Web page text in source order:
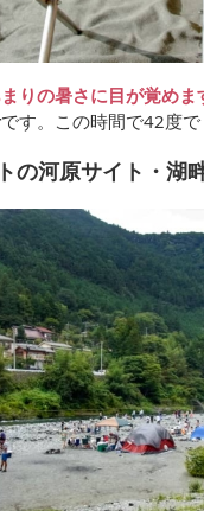
りの暑さに目が覚めま
です。この時間で42度で
の河原サイト・湖